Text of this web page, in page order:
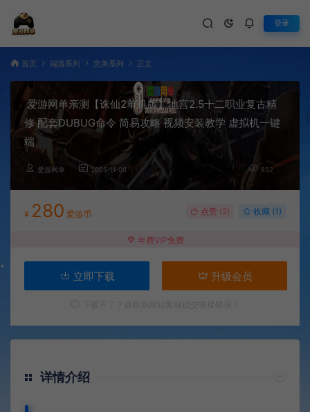
登录
首页 端游系列 完美系列 正文
爱游网单亲测【诛仙2单机版】地宫2.5十二职业复古精
修 配套DUBUG命令 简易攻略 视频安装教学 虚拟机一键
端
爱游网单 2025-11-08 852
¥ 280 爱游币 点赞 (2) 收藏 (1)
年费VIP免费
立即下载 升级会员
详情介绍